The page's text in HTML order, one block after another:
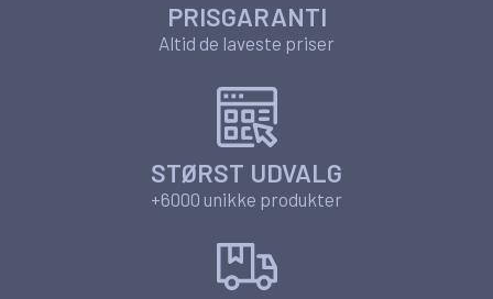
PRISGARANTI
Altid de laveste priser
STØRST UDVALG
+6000 unikke produkter